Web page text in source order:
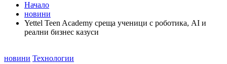
Начало
новини
Yettel Teen Academy среща ученици с роботика, AI и
реални бизнес казуси
Posted
новини Технологии